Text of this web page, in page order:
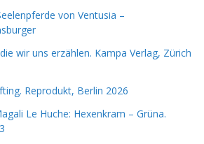
von Ventusia –
wir uns erzählen. Kampa Verlag, Zürich
Reprodukt, Berlin 2026
Le Huche: Hexenkram – Grüna.